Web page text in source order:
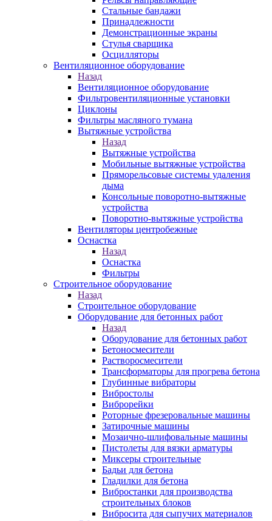
Стальные бандажи
Принадлежности
Демонстрационные экраны
Стулья сварщика
Осцилляторы
Вентиляционное оборудование
Назад
Вентиляционное оборудование
Фильтровентиляционные установки
Циклоны
Фильтры масляного тумана
Вытяжные устройства
Назад
Вытяжные устройства
Мобильные вытяжные устройства
Пряморельсовые системы удаления
дыма
Консольные поворотно-вытяжные
устройства
Поворотно-вытяжные устройства
Вентиляторы центробежные
Оснастка
Назад
Оснастка
Фильтры
Строительное оборудование
Назад
Строительное оборудование
Оборудование для бетонных работ
Назад
Оборудование для бетонных работ
Бетоносмесители
Растворосмесители
Трансформаторы для прогрева бетона
Глубинные вибраторы
Вибростолы
Виброрейки
Роторные фрезеровальные машины
Затирочные машины
Мозаично-шлифовальные машины
Пистолеты для вязки арматуры
Миксеры строительные
Бадьи для бетона
Гладилки для бетона
Вибростанки для производства
строительных блоков
Вибросита для сыпучих материалов